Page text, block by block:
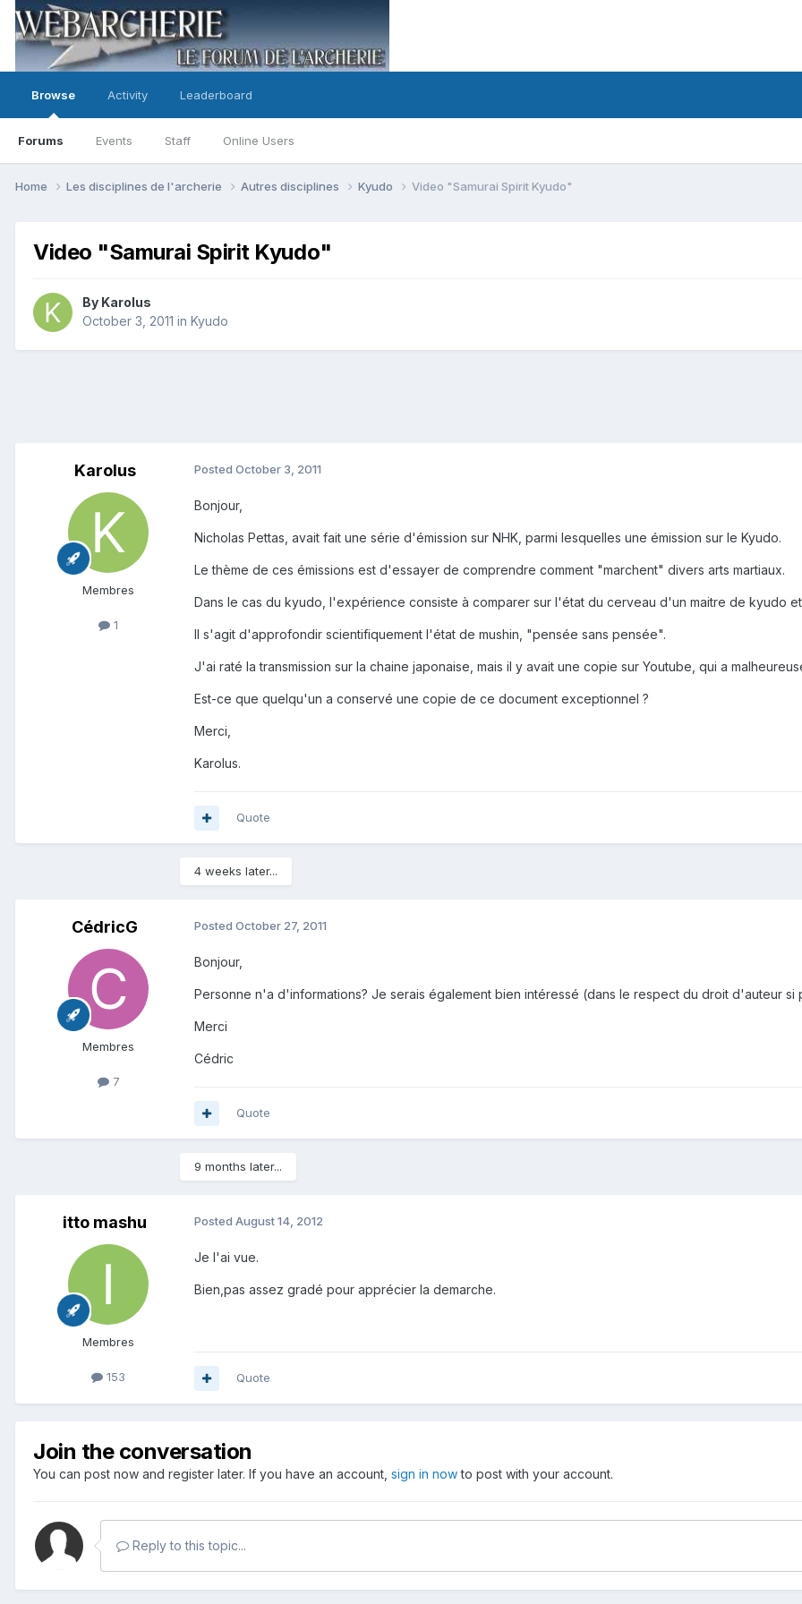
Browse
Forums Events Staff Online Users
Activity Leaderboard
Home Les disciplines de l'archerie Autres disciplines Kyudo Video "Samurai Spirit Kyudo"
Video "Samurai Spirit Kyudo"
By Karolus
October 3, 2011 in Kyudo
Karolus
Membres
1
Posted October 3, 2011
Bonjour,
Nicholas Pettas, avait fait une série d'émission sur NHK, parmi lesquelles une émission sur le Kyudo.
Le thème de ces émissions est d'essayer de comprendre comment "marchent" divers arts martiaux.
Dans le cas du kyudo, l'expérience consiste à comparer sur l'état du cerveau d'un maitre de kyudo
Il s'agit d'approfondir scientifiquement l'état de mushin, "pensée sans pensée".
J'ai raté la transmission sur la chaine japonaise, mais il y avait une copie sur Youtube, qui a
Est-ce que quelqu'un a conservé une copie de ce document exceptionnel ?
Merci,
Karolus.
Quote
4 weeks later...
CédricG
Membres
7
Posted October 27, 2011
Bonjour,
Personne n'a d'informations? Je serais également bien intéressé (dans le respect du droit d'auteur si
Merci
Cédric
Quote
9 months later...
itto mashu
Membres
153
Posted August 14, 2012
Je l'ai vue.
Bien,pas assez gradé pour apprécier la demarche.
Quote
Join the conversation
You can post now and register later. If you have an account, sign in nowto post with your account.
Reply to this topic...